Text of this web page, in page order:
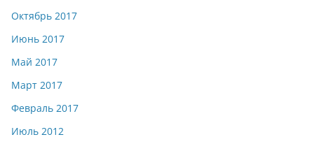
Октябрь 2017
Июнь 2017
Май 2017
Март 2017
Февраль 2017
Июль 2012